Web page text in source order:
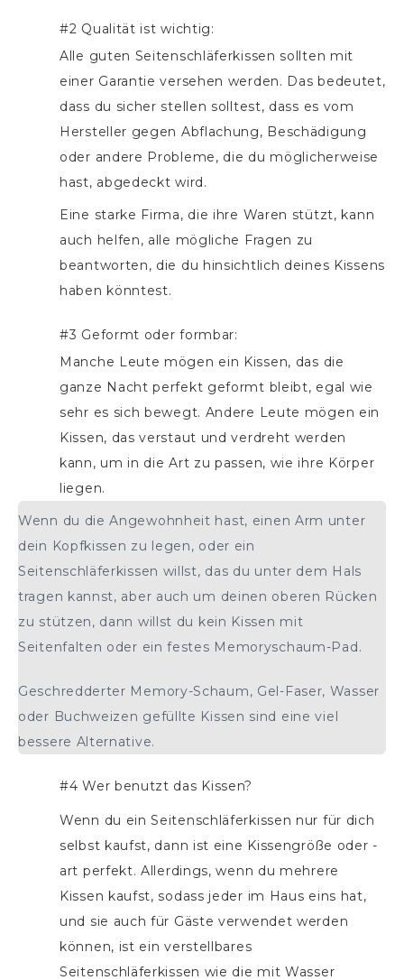
#2 Qualität ist wichtig:
Alle guten Seitenschläferkissen sollten mit
einer Garantie versehen werden. Das bedeutet,
dass du sicher stellen solltest, dass es vom
Hersteller gegen Abflachung, Beschädigung
oder andere Probleme, die du möglicherweise
hast, abgedeckt wird.
Eine starke Firma, die ihre Waren stützt, kann
auch helfen, alle mögliche Fragen zu
beantworten, die du hinsichtlich deines Kissens
haben könntest.
#3 Geformt oder formbar:
Manche Leute mögen ein Kissen, das die
ganze Nacht perfekt geformt bleibt, egal wie
sehr es sich bewegt. Andere Leute mögen ein
Kissen, das verstaut und verdreht werden
kann, um in die Art zu passen, wie ihre Körper
liegen.
Wenn du die Angewohnheit hast, einen Arm unter
dein Kopfkissen zu legen, oder ein
Seitenschläferkissen willst, das du unter dem Hals
tragen kannst, aber auch um deinen oberen Rücken
zu stützen, dann willst du kein Kissen mit
Seitenfalten oder ein festes Memoryschaum-Pad.
Geschredderter Memory-Schaum, Gel-Faser, Wasser
oder Buchweizen gefüllte Kissen sind eine viel
bessere Alternative.
#4 Wer benutzt das Kissen?
Wenn du ein Seitenschläferkissen nur für dich
selbst kaufst, dann ist eine Kissengröße oder -
art perfekt. Allerdings, wenn du mehrere
Kissen kaufst, sodass jeder im Haus eins hat,
und sie auch für Gäste verwendet werden
können, ist ein verstellbares
Seitenschläferkissen wie die mit Wasser